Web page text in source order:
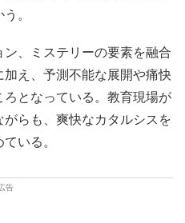
。
ン、ミステリーの要素を融合
え、予測不能な展開や痛快
となっている。教育現場が
らも、爽快なカタルシスを
いる。